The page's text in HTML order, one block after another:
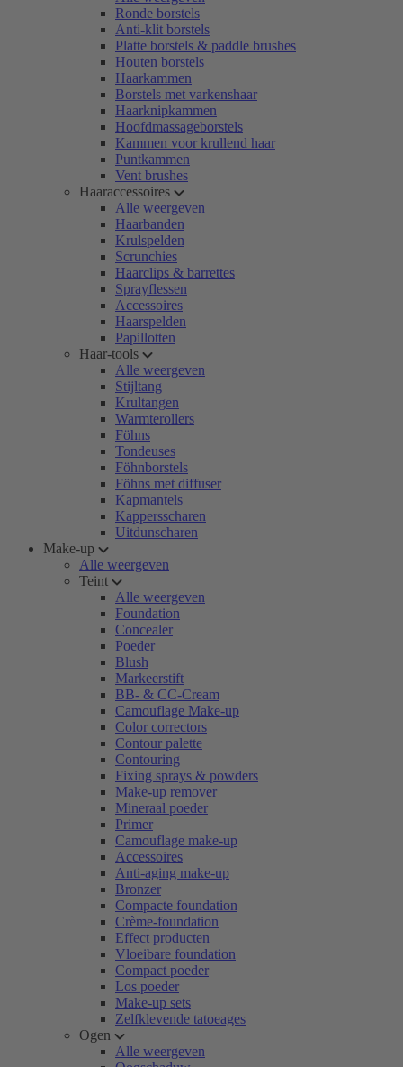
Ronde borstels
Anti-klit borstels
Platte borstels & paddle brushes
Houten borstels
Haarkammen
Borstels met varkenshaar
Haarknipkammen
Hoofdmassageborstels
Kammen voor krullend haar
Puntkammen
Vent brushes
Haaraccessoires
Alle weergeven
Haarbanden
Krulspelden
Scrunchies
Haarclips & barrettes
Sprayflessen
Accessoires
Haarspelden
Papillotten
Haar-tools
Alle weergeven
Stijltang
Krultangen
Warmterollers
Föhns
Tondeuses
Föhnborstels
Föhns met diffuser
Kapmantels
Kappersscharen
Uitdunscharen
Make-up
Alle weergeven
Teint
Alle weergeven
Foundation
Concealer
Poeder
Blush
Markeerstift
BB- & CC-Cream
Camouflage Make-up
Color correctors
Contour palette
Contouring
Fixing sprays & powders
Make-up remover
Mineraal poeder
Primer
Camouflage make-up
Accessoires
Anti-aging make-up
Bronzer
Compacte foundation
Crème-foundation
Effect producten
Vloeibare foundation
Compact poeder
Los poeder
Make-up sets
Zelfklevende tatoeages
Ogen
Alle weergeven